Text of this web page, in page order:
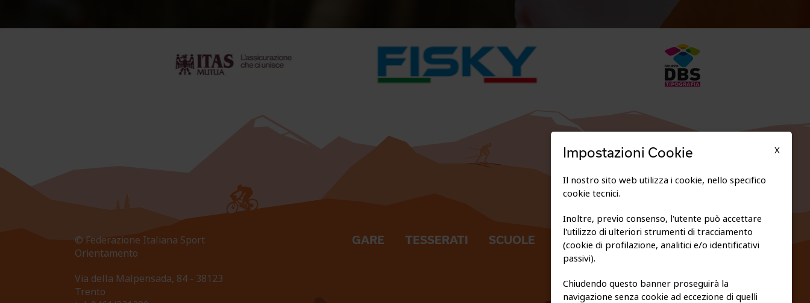
© Federazione Italiana Sport
Orientamento
Via della Malpensada, 84 - 38123
Trento
GARE TESSERATI SCUOLE
FEDERAZIONE TRASPARENTE
PRIVACY E COOKIE POLICY
X
Impostazioni Cookie
Il nostro sito web utilizza i cookie, nello specifico
cookie tecnici.
Inoltre, previo consenso, l'utente può accettare
l'utilizzo di ulteriori strumenti di tracciamento
(cookie di profilazione, analitici e/o identificativi
passivi).
Chiudendo questo banner proseguirà la
navigazione senza cookie ad eccezione di quelli